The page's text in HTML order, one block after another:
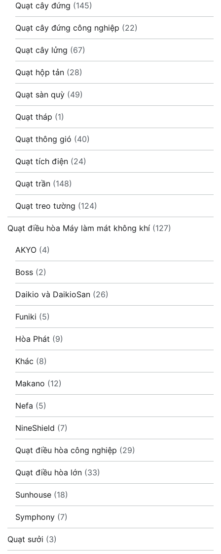
Quạt cây đứng (145)
Quạt cây đứng công nghiệp (22)
Quạt cây lửng (67)
Quạt hộp tản (28)
Quạt sàn quỳ (49)
Quạt tháp (1)
Quạt thông gió (40)
Quạt tích điện (24)
Quạt trần (148)
Quạt treo tường (124)
Quạt điều hòa Máy làm mát không khí (127)
AKYO (4)
Boss (2)
Daikio và DaikioSan (26)
Funiki (5)
Hòa Phát (9)
Khác (8)
Makano (12)
Nefa (5)
NineShield (7)
Quạt điều hòa công nghiệp (29)
Quạt điều hòa lớn (33)
Sunhouse (18)
Symphony (7)
Quạt sưởi (3)